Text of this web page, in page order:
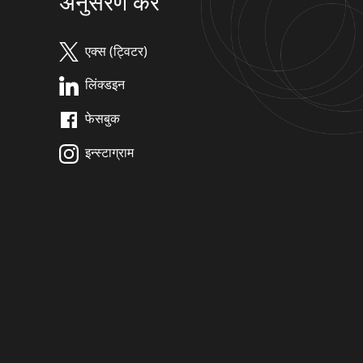
एक्स (ट्विटर)
लिंक्डइन
फेसबुक
इन्स्टाग्राम